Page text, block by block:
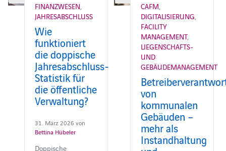
FINANZWESEN
JAHRESABSCHLUSS
Wie
funktioniert
die doppische
Jahresabschluss-
Statistik für
die öffentliche
Verwaltung?
31. März 2026 von
Bettina Hübeler
Doppische
CAFM
DIGITALISIERUNG
FACILITY
MANAGEMENT,
LIEGENSCHAFTS-
UND
GEBÄUDEMANAGEMENT
von
kommunalen
Gebäuden –
mehr als
Instandhaltung